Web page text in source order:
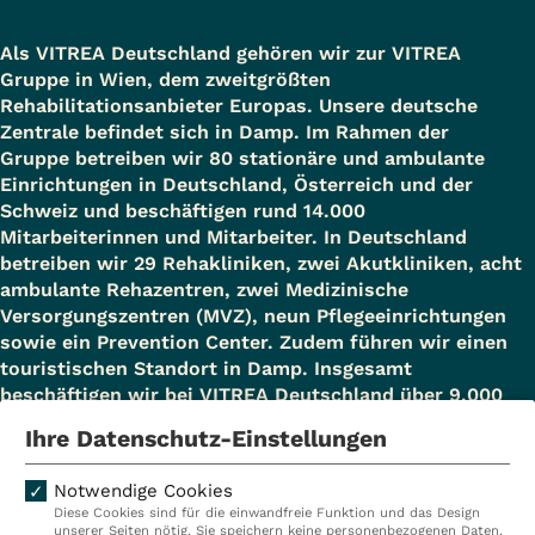
Gelenkluxationen, Sehnen- und
Bandrupturen, Muskelverletzungen,
posttraumatische Nervenläsionen,
Gliedmaßenverletzungen, andere
Verletzungsfolgen, Z.n. Operation
verletzter Bewegungsorgane.
auch eine ausführliche
sozialmedizinische Beurteilung
enthalten.
Zusätzlich können an
diagnostischen Mitteln während der
medizinischen Rehabilitation (teilw.
in Kooperation) folgende
Untersuchungen durchgeführt
werden:
Ultraschalluntersuchung
EKG
90 Minuten
Gruppentherapie
(z. B.
Entspannung,
Gymnastik, med.
Trainingstherapie)
60 Minuten med.
Trainingstherapie
Beginn bis max.
3 Monate nach
Reha-
Ende
Beginn bis max. 3
Monate nach Reha-
Ende
Ende bis max. 12
Monate nach
Reha-Ende
Ende bis max. 12
Monate nach Reha-
Kontaktschwierigkeiten
Kreuzbund
Kreuzbund-Frauen
Lesen und Schreiben
Multiple Sklerose
Ohrengeräusche
Parkinson
Psychisch Kranke
Restless Legs
Rheuma/Fibromyalgie
Senioren
Stomaträger
Trennung bewältigen
Als VITREA Deutschland gehören wir zur VITREA
Gruppe in Wien, dem zweitgrößten
Rehabilitationsanbieter Europas. Unsere deutsche
Zentrale befindet sich in Damp. Im Rahmen der
Gruppe betreiben wir 80 stationäre und ambulante
Einrichtungen in Deutschland, Österreich und der
Schweiz und beschäftigen rund 14.000
Mitarbeiterinnen und Mitarbeiter. In Deutschland
betreiben wir 29 Rehakliniken, zwei Akutkliniken, acht
ambulante Rehazentren, zwei Medizinische
Versorgungszentren (MVZ), neun Pflegeeinrichtungen
sowie ein Prevention Center. Zudem führen wir einen
touristischen Standort in Damp. Insgesamt
beschäftigen wir bei VITREA Deutschland über 9.000
Kliniken Ambulant
Ihre Datenschutz-Einstellungen
Notwendige Cookies
Diese Cookies sind für die einwandfreie Funktion und das Design
unserer Seiten nötig. Sie speichern keine personenbezogenen Daten.